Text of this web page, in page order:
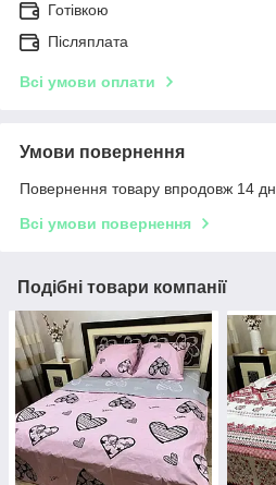
Готівкою
Післяплата
Всі умови оплати
Умови повернення
Повернення товару впродовж 14
Всі умови повернення
Подібні товари компанії